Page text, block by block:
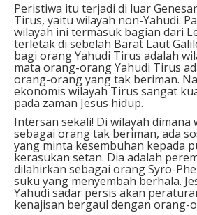
Peristiwa itu terjadi di luar
Tirus, yaitu wilayah non-Yahudi.
wilayah ini termasuk bagian dari
terletak di sebelah Barat Laut
bagi orang Yahudi Tirus adalah
mata orang-orang Yahudi Tirus
orang-orang yang tak beriman.
ekonomis wilayah Tirus sangat
pada zaman Jesus hidup.
Intersan sekali! Di wilayah dimana
sebagai orang tak beriman, ada
yang minta kesembuhan kepada
kerasukan setan. Dia adalah
dilahirkan sebagai orang Syro-
suku yang menyembah berhala.
Yahudi sadar persis akan
kenajisan bergaul dengan orang-